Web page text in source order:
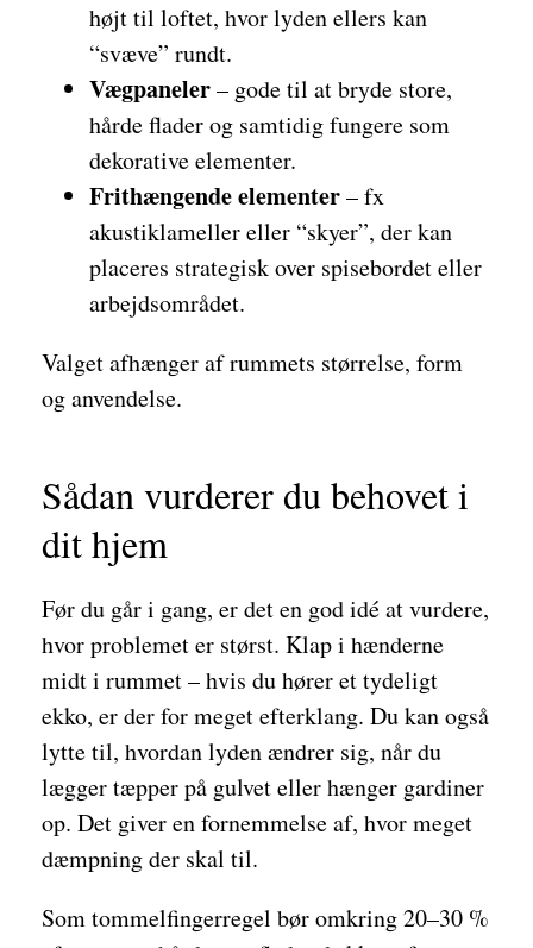
højt til loftet, hvor lyden ellers kan
“svæve” rundt.
Vægpaneler– gode til at bryde store,
hårde flader og samtidig fungere som
dekorative elementer.
Frithængende elementer– fx
akustiklameller eller “skyer”, der kan
placeres strategisk over spisebordet eller
arbejdsområdet.
Valget afhænger af rummets størrelse, form
og anvendelse.
Sådan vurderer du behovet i
dit hjem
Før du går i gang, er det en god idé at vurdere,
hvor problemet er størst. Klap i hænderne
midt i rummet – hvis du hører et tydeligt
ekko, er der for meget efterklang. Du kan også
lytte til, hvordan lyden ændrer sig, når du
lægger tæpper på gulvet eller hænger gardiner
op. Det giver en fornemmelse af, hvor meget
dæmpning der skal til.
Som tommelfingerregel bør omkring 20–30 %